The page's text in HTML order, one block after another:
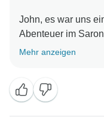
John, es war uns
Abenteuer im
freut uns sehr, dass
hoffen, Sie bald
Mehr anzeigen